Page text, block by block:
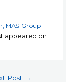
MAS Group
appeared on
Post →